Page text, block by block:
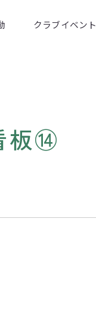
クラブイベント
板⑭